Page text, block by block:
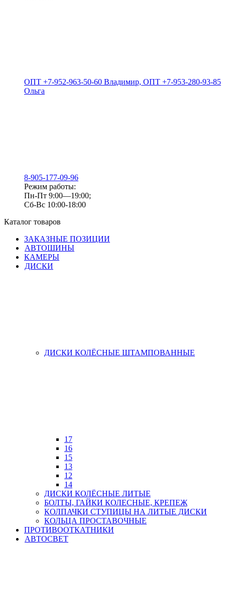
ОПТ +7-952-963-50-60 Владимир, ОПТ +7-953-280-93-85
Ольга
8-905-177-09-96
Режим работы:
Пн-Пт 9:00—19:00;
Сб-Вс 10:00-18:00
Каталог товаров
ЗАКАЗНЫЕ ПОЗИЦИИ
АВТОШИНЫ
КАМЕРЫ
ДИСКИ
ДИСКИ КОЛЁСНЫЕ ШТАМПОВАННЫЕ
17
16
15
13
12
14
ДИСКИ КОЛЁСНЫЕ ЛИТЫЕ
БОЛТЫ, ГАЙКИ КОЛЕСНЫЕ, КРЕПЕЖ
КОЛПАЧКИ СТУПИЦЫ НА ЛИТЫЕ ДИСКИ
КОЛЬЦА ПРОСТАВОЧНЫЕ
ПРОТИВООТКАТНИКИ
АВТОСВЕТ